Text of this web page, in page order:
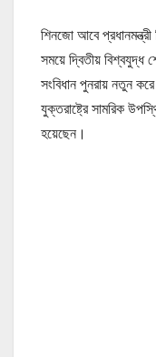
শিনজো আবে প্রধানমন্ত্রী
সময়ে দ্বিতীয় বিশ্বযুদ্ধ
সংবিধান পুনরায় নতুন
যুক্তরাষ্ট্রে সামরিক
হয়েছেন।